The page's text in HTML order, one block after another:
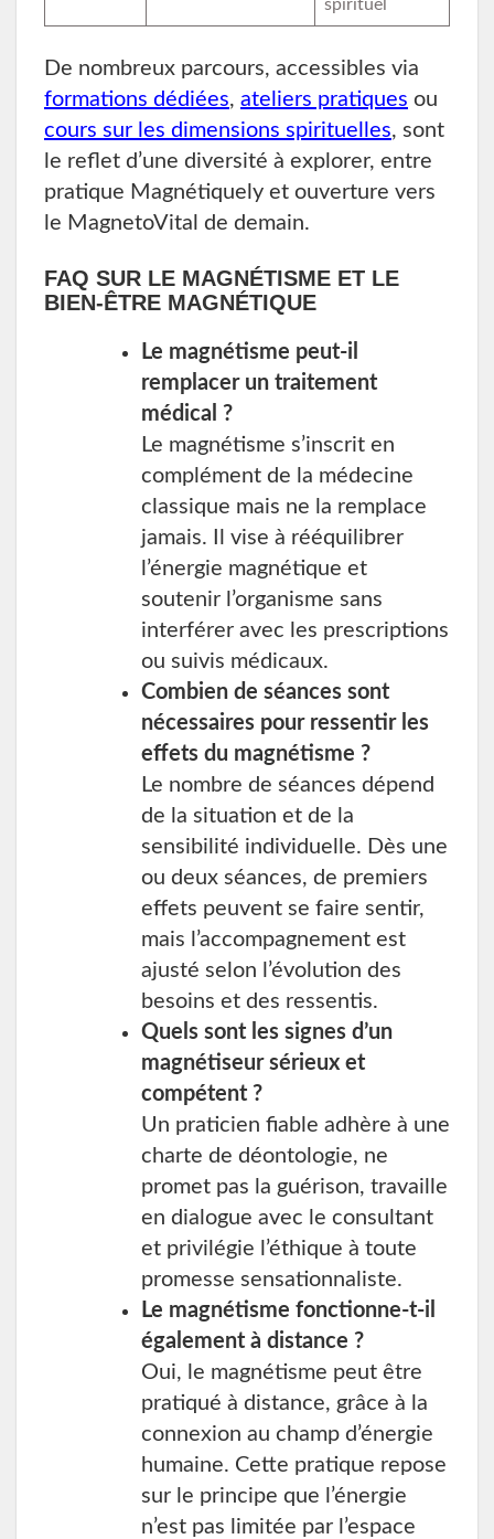
spirituel
De nombreux parcours, accessibles via
formations dédiées, ateliers pratiques ou
cours sur les dimensions spirituelles, sont
le reflet d’une diversité à explorer, entre
pratique Magnétiquely et ouverture vers
le MagnetoVital de demain.
FAQ SUR LE MAGNÉTISME ET LE
BIEN-ÊTRE MAGNÉTIQUE
Le magnétisme peut-il
remplacer un traitement
médical ?
Le magnétisme s’inscrit en
complément de la médecine
classique mais ne la remplace
jamais. Il vise à rééquilibrer
l’énergie magnétique et
soutenir l’organisme sans
interférer avec les prescriptions
ou suivis médicaux.
Combien de séances sont
nécessaires pour ressentir les
effets du magnétisme ?
Le nombre de séances dépend
de la situation et de la
sensibilité individuelle. Dès une
ou deux séances, de premiers
effets peuvent se faire sentir,
mais l’accompagnement est
ajusté selon l’évolution des
besoins et des ressentis.
Quels sont les signes d’un
magnétiseur sérieux et
compétent ?
Un praticien fiable adhère à une
charte de déontologie, ne
promet pas la guérison, travaille
en dialogue avec le consultant
et privilégie l’éthique à toute
promesse sensationnaliste.
Le magnétisme fonctionne-t-il
également à distance ?
Oui, le magnétisme peut être
pratiqué à distance, grâce à la
connexion au champ d’énergie
humaine. Cette pratique repose
sur le principe que l’énergie
n’est pas limitée par l’espace